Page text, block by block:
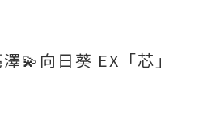
💫向日葵 EX「芯」